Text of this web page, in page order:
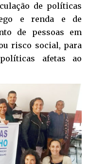
de políticas
e renda e de
de pessoas em
risco social, para
afetas ao